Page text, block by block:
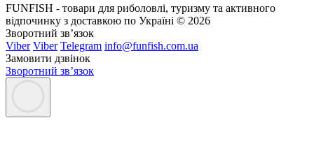
FUNFISH - товари для риболовлі, туризму та активного
відпочинку з доставкою по Україні © 2026
Зворотний зв’язок
Viber Viber Telegram info@funfish.com.ua
Замовити дзвінок
Зворотний зв’язок